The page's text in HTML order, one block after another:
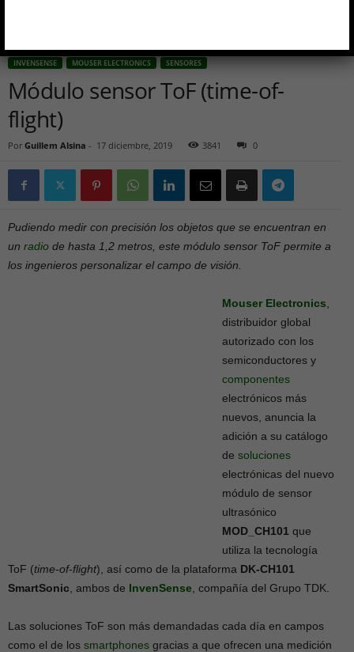
INVENSENSE MOUSER ELECTRONICS SENSORES
Módulo sensor ToF (time-of-
flight)
Por Guillem Alsina - 17 diciembre, 2019 3841 0
Pudiendo medir con precisión los objetos que se encuentran en
un radio de hasta 1,2 metros, este módulo sensor ToF permite a
los ingenieros personalizar el campo de visión.
Mouser Electronics
distribuidor global
autorizado con los
semiconductores y
componentes
electrónicos más
nuevos, anuncia la
adición a su catálogo
de soluciones
electrónicas del nuevo
módulo de sensor
ultrasónico
MOD_CH101 que
utiliza la tecnología
ToF (time-of-flight), así como de la plataforma DK-CH101
SmartSonic , ambos de InvenSense , compañía del Grupo TDK.
Las soluciones ToF son más demandadas cada día en campos
como el de los smartphones gracias a que ofrecen una medición